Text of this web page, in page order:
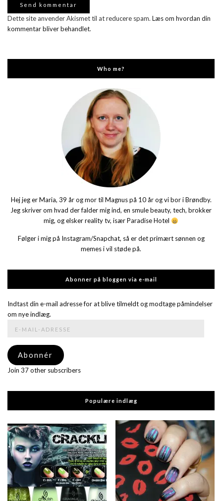
Dette site anvender Akismet til at reducere spam. Læs om hvordan din
kommentar bliver behandlet.
Who me?
Hej jeg er Maria, 39 år og mor til Magnus på 10 år og vi bor i Brøndby.
Jeg skriver om hvad der falder mig ind, en smule beauty, tech, brokker
mig, og elsker reality tv, især Paradise Hotel
Følger i mig på Instagram/Snapchat, så er det primært sønnen og
memes i vil støde på.
Abonner på bloggen via e-mail
Indtast din e-mail adresse for at blive tilmeldt og modtage påmindelser
om nye indlæg.
adresse
Abonnér
Join 37 other subscribers
Populære indlæg